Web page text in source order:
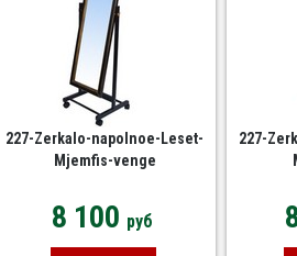
227-Zerkalo-napolnoe-Leset-
Mjemfis-venge
8 100 руб
227-